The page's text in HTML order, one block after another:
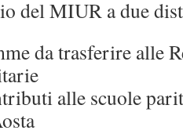
del MIUR a due
da trasferire alle
alle scuole